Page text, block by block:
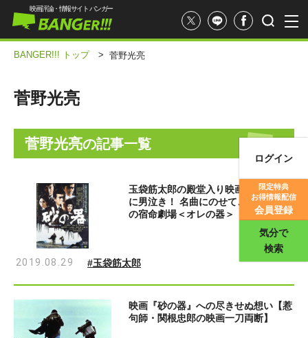
映画評価
映画評論・情報サイト バンガー
ログイン
限定特典
お得情報配信
会員登録
気分で
検索
BANGER!!! トップ > 菅野光亮
菅野光亮
菅野光亮の記事一覧
玉袋筋太郎の殿堂入り映画『砂の器』
に男泣き！ 名曲にのせて、玉袋父子
の宿命劇場＜オレの器＞
2019.08.29 #玉袋筋太郎
映画『砂の器』への尽きせぬ想い【惹
句師・関根忠郎の映画一刀両断】